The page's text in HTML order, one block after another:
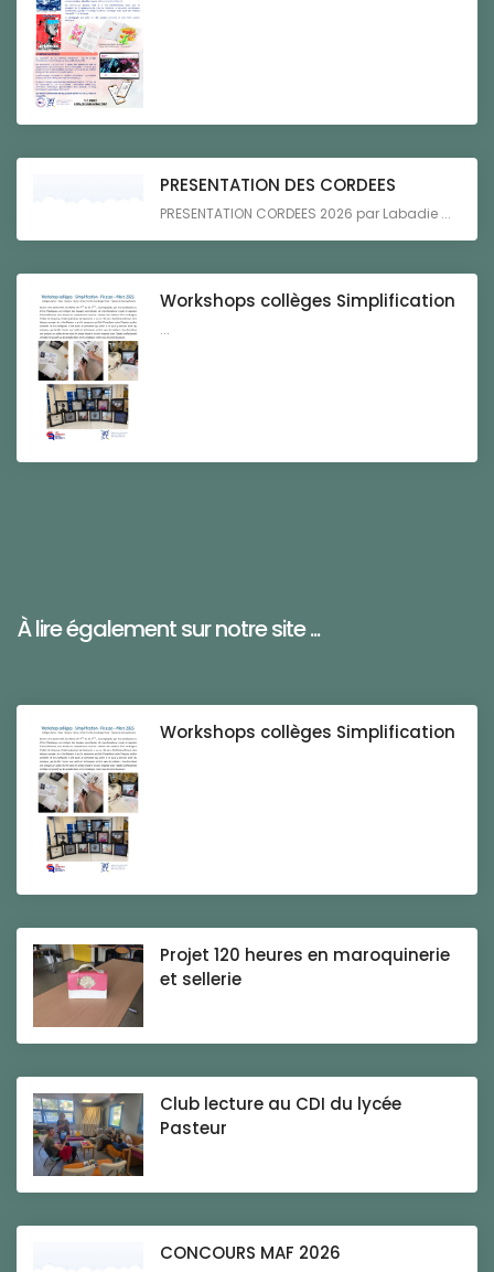
PRESENTATION DES CORDEES
PRESENTATION CORDEES 2026 par Labadie ...
Workshops collèges Simplification
...
À lire également sur notre site ...
Workshops collèges Simplification
Projet 120 heures en maroquinerie
et sellerie
Club lecture au CDI du lycée
Pasteur
CONCOURS MAF 2026